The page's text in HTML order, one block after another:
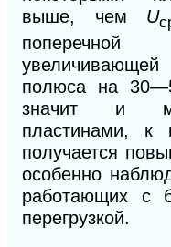
выше, чем U
полюса на
значит и
пластинами, к
получается
особенно
работающих с
перегрузкой.